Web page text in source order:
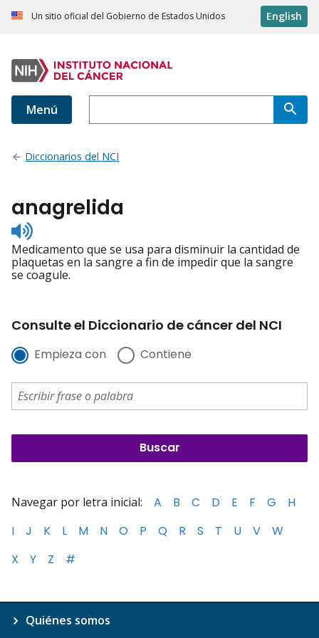
Un sitio oficial del Gobierno de Estados Unidos English
Menú
Diccionarios del NCI
anagrelida
Listen
to
pronunciation
Medicamento que se usa para disminuir la cantidad de
plaquetas en la sangre a fin de impedir que la sangre
se coagule.
Consulte el Diccionario de cáncer del NCI
Empieza con Contiene
Navegar por letra inicial: A B C D E F G
H
I
J K L M N O P Q R S T U V
W
X
Y Z #
Quiénes somos